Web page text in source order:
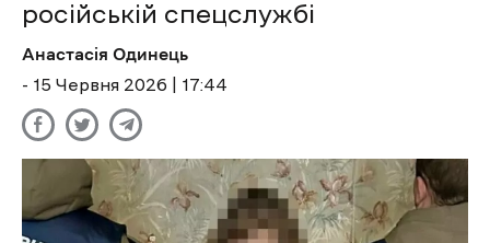
російській спецслужбі
Анастасія Одинець
- 15 Червня 2026 | 17:44